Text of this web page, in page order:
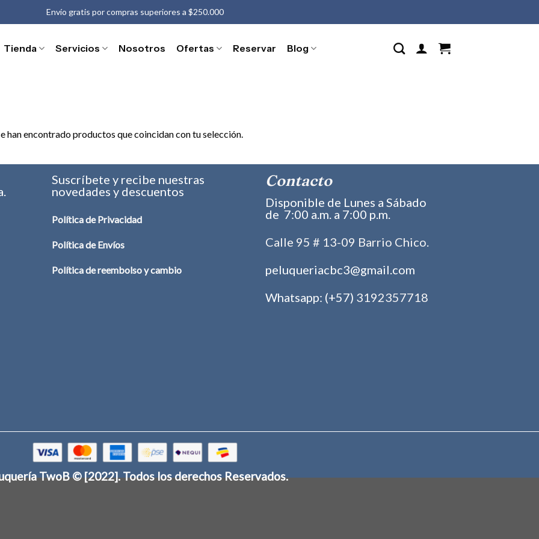
Envío gratis por compras superiores a $250.000
Tienda Servicios Nosotros Ofertas Reservar Blog
han encontrado productos que coincidan con tu selección.
Suscríbete y recibe nuestras
novedades y descuentos
Política de Privacidad
Política de Envíos
Política de reembolso y cambio
Contacto
Disponible de Lunes a Sábado
de 7:00 a.m. a 7:00 p.m.
Calle 95 # 13-09 Barrio Chico.
peluqueriacbc3@gmail.com
Whatsapp: (+57) 3192357718
TwoB © [2022]. Todos los derechos Reservados.